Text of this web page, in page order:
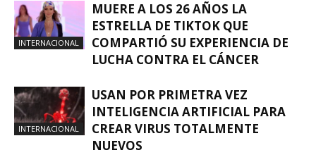
INTERNACIONAL
MUERE A LOS 26 AÑOS LA
ESTRELLA DE TIKTOK QUE
COMPARTIÓ SU EXPERIENCIA DE
LUCHA CONTRA EL CÁNCER
INTERNACIONAL
USAN POR PRIMETRA VEZ
INTELIGENCIA ARTIFICIAL PARA
CREAR VIRUS TOTALMENTE
NUEVOS